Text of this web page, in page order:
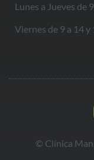
Lunes a Jueves de
Viernes de 9 a 14 y
© Clínica